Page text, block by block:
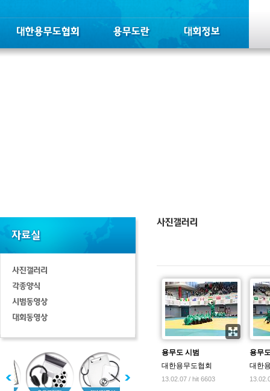
용무도 시범
대한용무도협회
13.02.07 / hit 6603
용무
대한